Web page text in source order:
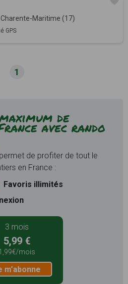
Maritime (17)
GPS
1
de
avec rando
permet de profiter de tout le
en France :
Favoris illimités
3 mois
5,99 €
mois
m'abonne